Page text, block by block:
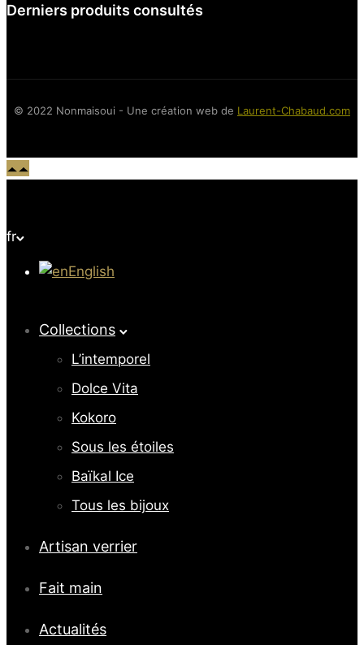
Derniers produits consultés
© 2022 Nonmaisoui - Une création web de Laurent-Chabaud.com
fr
English
Collections
L’intemporel
Dolce Vita
Kokoro
Sous les étoiles
Baïkal Ice
Tous les bijoux
Artisan verrier
Fait main
Actualités